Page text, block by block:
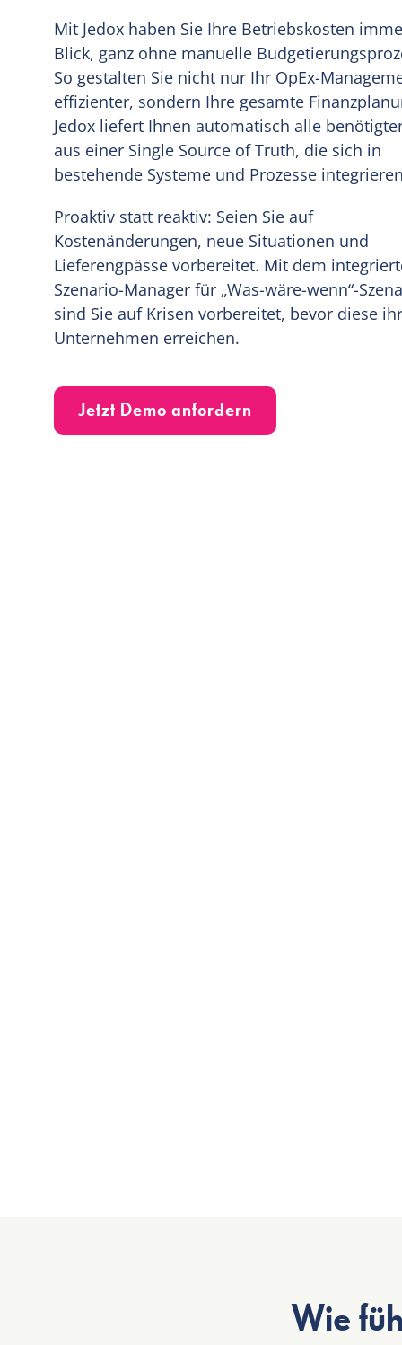
Mit Jedox haben Sie Ihre Betriebskosten
Blick, ganz ohne manuelle
So gestalten Sie nicht nur Ihr OpEx-
effizienter, sondern Ihre gesamte
Jedox liefert Ihnen automatisch alle
aus einer Single Source of Truth, die sich in
bestehende Systeme und Prozesse
Proaktiv statt reaktiv: Seien Sie auf
Kostenänderungen, neue Situationen und
Lieferengpässe vorbereitet. Mit dem
Szenario-Manager für „Was-wäre-wenn“-
sind Sie auf Krisen vorbereitet, bevor diese ihr
Unternehmen erreichen.
Jetzt Demo anfordern
Wie